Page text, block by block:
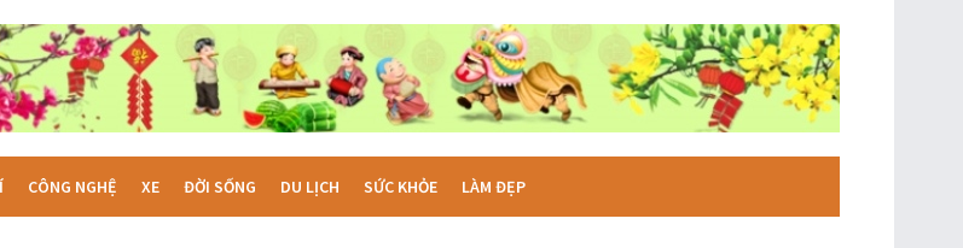
CÔNG NGHỆ XE ĐỜI SỐNG DU LỊCH SỨC KHỎE LÀM ĐẸP